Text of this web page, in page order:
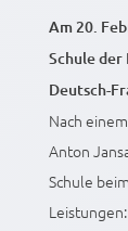
Am 20.
Schule
Deutsch-
Nach
Anton
Schule